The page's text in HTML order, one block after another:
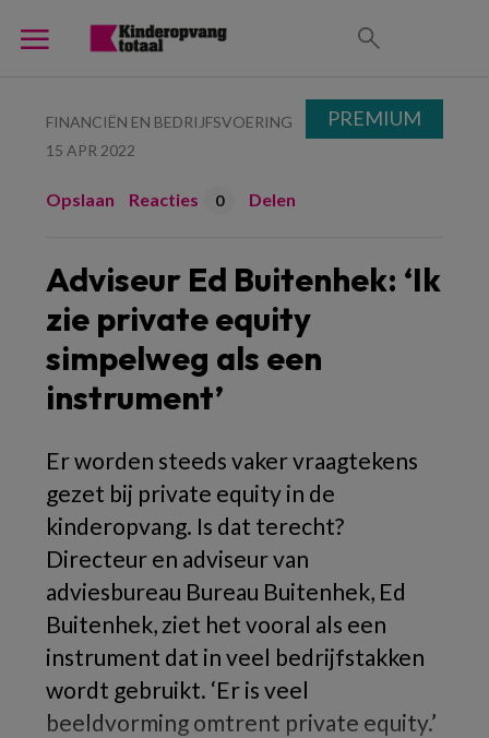
FINANCIËN EN BEDRIJFSVOERING
15 APR 2022
Opslaan Reacties 0 Delen
Adviseur Ed Buitenhek: ‘Ik
zie private equity
simpelweg als een
instrument’
Er worden steeds vaker vraagtekens
gezet bij private equity in de
kinderopvang. Is dat terecht?
Directeur en adviseur van
adviesbureau Bureau Buitenhek, Ed
Buitenhek, ziet het vooral als een
instrument dat in veel bedrijfstakken
wordt gebruikt. ‘Er is veel
beeldvorming omtrent private equity.’
PREMIUM